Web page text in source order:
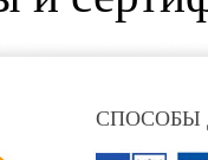
СПОСОБЫ